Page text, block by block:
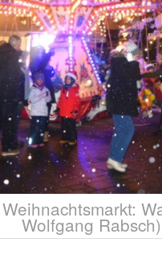
Wolfgang Rabsch)